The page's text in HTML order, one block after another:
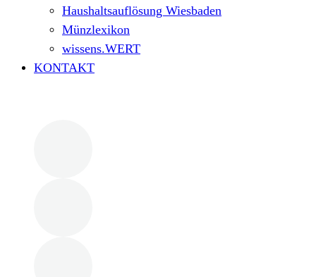
Haushaltsauflösung Wiesbaden
Münzlexikon
wissens.WERT
KONTAKT